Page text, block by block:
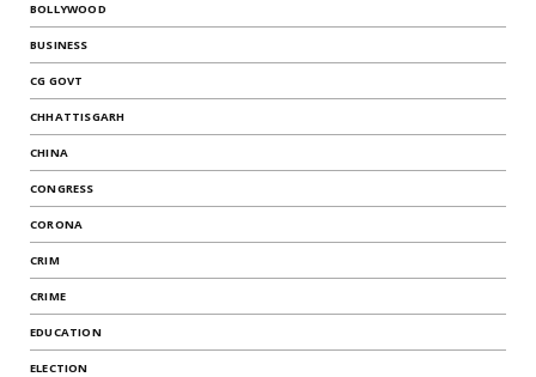
BOLLYWOOD
BUSINESS
CG GOVT
CHHATTISGARH
CHINA
CONGRESS
CORONA
CRIM
CRIME
EDUCATION
ELECTION